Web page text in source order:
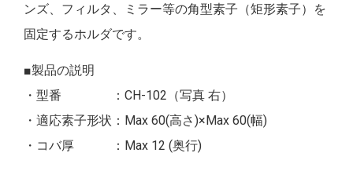
ンズ、フィルタ、ミラー等の角型素子（矩形素子）を
固定するホルダです。
■製品の説明
・型番 ：CH-102（写真 右）
・適応素子形状：Max 60(高さ)×Max 60(幅)
・コバ厚 ：Max 12 (奥行)